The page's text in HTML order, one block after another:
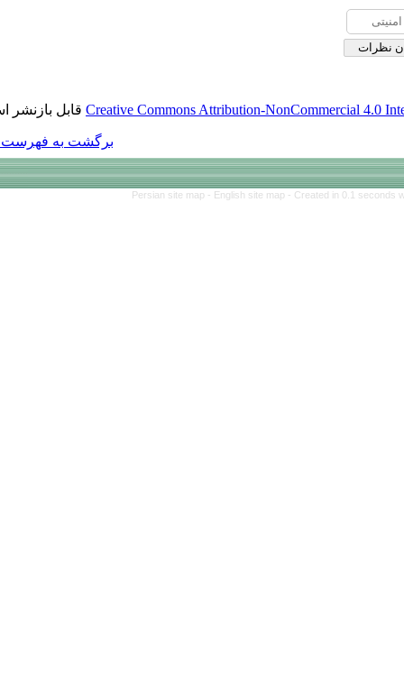
Creative Commonsقابل بازنشر است.
Persian site map